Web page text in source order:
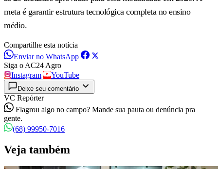
meta é garantir estrutura tecnológica completa no ensino
médio.
Compartilhe esta notícia
Enviar no WhatsApp
Siga o AC24 Agro
Instagram
YouTube
Deixe seu comentário
VC Repórter
Flagrou algo no campo? Mande sua pauta ou denúncia pra
gente.
(68) 99950-7016
Veja também